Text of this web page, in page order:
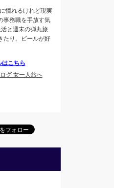
憧れるけれど現実
事務職を手放す気
と週末の弾丸旅
たり。ビールが好
はこちら